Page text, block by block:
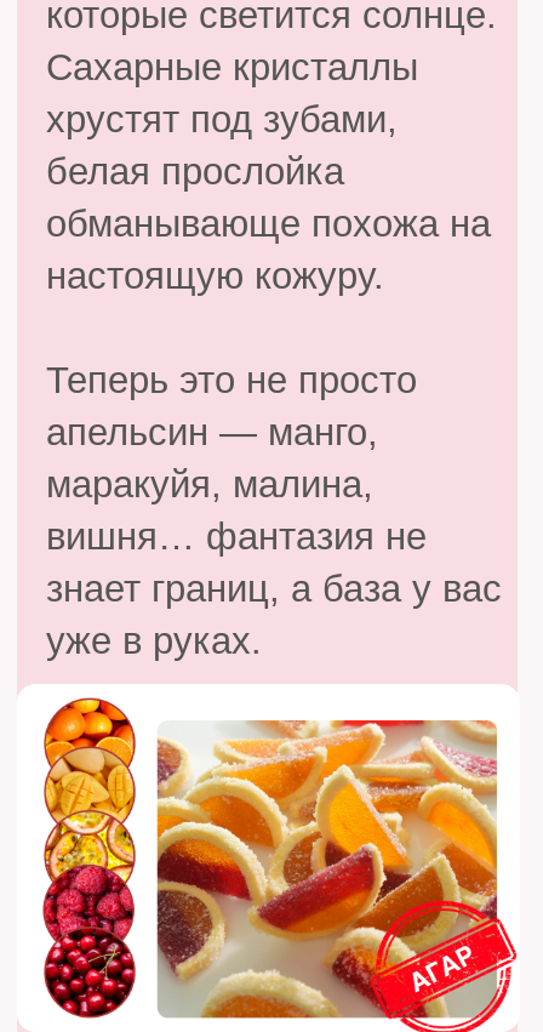
Это уже не просто
мармелад — это
конфета.
встречающая молочный
шоколад с намёком на
лайм.
Можно оставить их вместе,
можно разделить на
мармелад и трюфель — вы
сами решаете, каким будет
ваш личный Прованс.
ПРОВАНС
08
ЛЕС
09